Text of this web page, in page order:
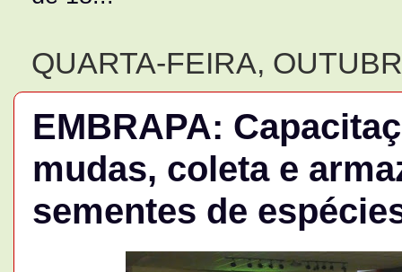
QUARTA-FEIRA,
EMBRAPA:
mudas, coleta e
sementes de